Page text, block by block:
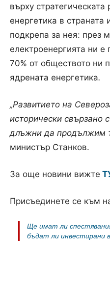
върху
енергетика в страната
подкрепа за нея: през
електроенергията ни
70% от обществото ни
ядрената енергетика.
„Развитието на
исторически свързано
длъжни да продължим
министър Станков.
За още новини вижте
Присъединете се към
Ще имат ли
бъдат ли инвестирани